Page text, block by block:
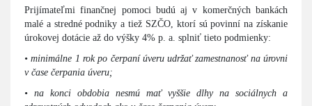
Prijímateľmi finančnej pomoci budú aj v komerčných bankách
malé a stredné podniky a tiež SZČO, ktorí sú povinní na získanie
úrokovej dotácie až do výšky 4% p. a. splniť tieto podmienky:
• minimálne 1 rok po čerpaní úveru udržať zamestnanosť na úrovni
v čase čerpania úveru;
• na konci obdobia nesmú mať vyššie dlhy na sociálnych a